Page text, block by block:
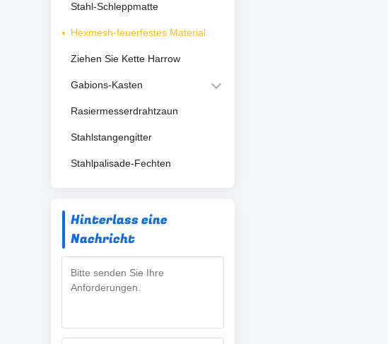
Stahl-Schleppmatte
Hexmesh-feuerfestes Material
Ziehen Sie Kette Harrow
Gabions-Kasten
Rasiermesserdrahtzaun
Stahlstangengitter
Stahlpalisade-Fechten
Hinterlass eine
Nachricht